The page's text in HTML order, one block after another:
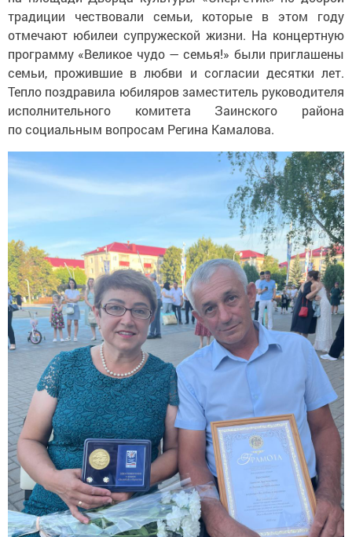
традиции чествовали семьи, которые в этом году
отмечают юбилеи супружеской жизни. На концертную
программу «Великое чудо — семья!» были приглашены
семьи, прожившие в любви и согласии десятки лет.
Тепло поздравила юбиляров заместитель руководителя
исполнительного комитета Заинского района
по социальным вопросам Регина Камалова.